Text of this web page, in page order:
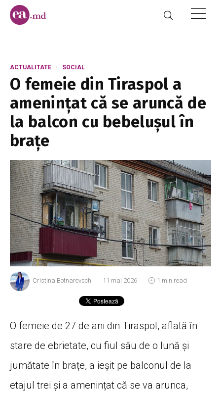
ACTUALITATE SOCIAL
O femeie din Tiraspol a
amenințat că se aruncă de
la balcon cu bebelușul în
brațe
Cristina Botnarevschi 11 mai 2026 1 min read
O femeie de 27 de ani din Tiraspol, aflată în
stare de ebrietate, cu fiul său de o lună și
jumătate în brațe, a ieșit pe balconul de la
etajul trei și a amenințat că se va arunca,